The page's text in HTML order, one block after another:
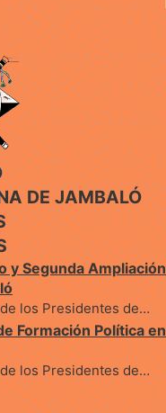
DE JAMBALÓ
y Segunda Ampliación
los Presidentes de…
Formación Política en
los Presidentes de…